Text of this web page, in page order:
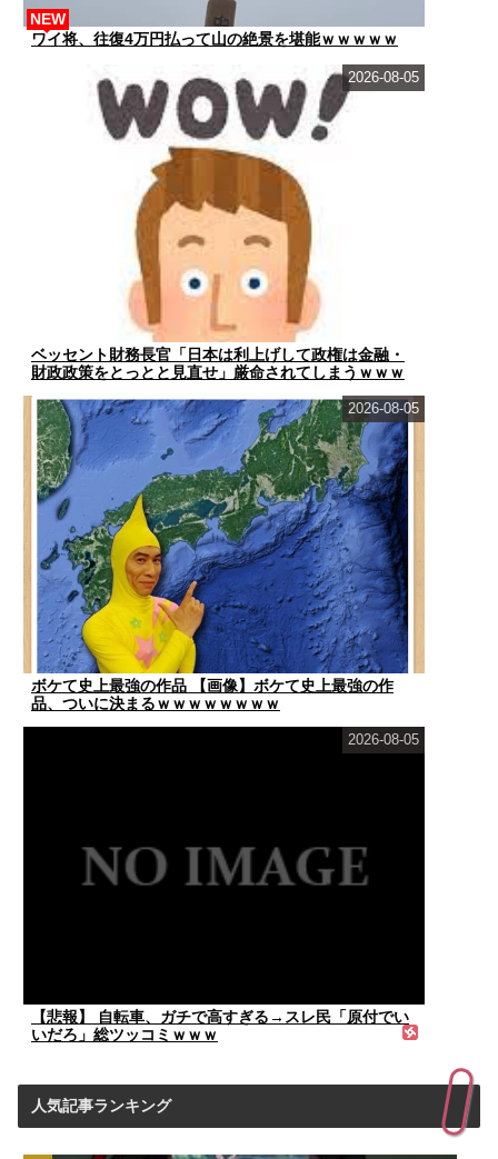
ワイ将、往復4万円払って山の絶景を堪能ｗｗｗｗｗ
NEW
ベッセント財務長官「日本は利上げして政権は金融・
財政政策をとっとと見直せ」厳命されてしまうｗｗｗ
2026-08-05
ボケて史上最強の作品 【画像】ボケて史上最強の作
品、ついに決まるｗｗｗｗｗｗｗｗ
2026-08-05
【悲報】 自転車、ガチで高すぎる→スレ民「原付でい
いだろ」総ツッコミｗｗｗ
2026-08-05
人気記事ランキング